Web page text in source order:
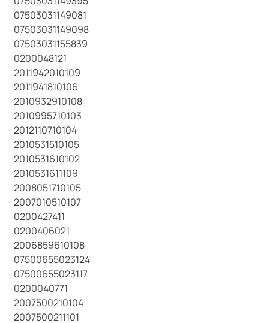
07503031149081
07503031149098
07503031155839
0200048121
2011942010109
2011941810106
2010932910108
2010995710103
2012110710104
2010531510105
2010531610102
2010531611109
2008051710105
2007010510107
0200427411
0200406021
2006859610108
07500655023124
07500655023117
0200040771
2007500210104
2007500211101